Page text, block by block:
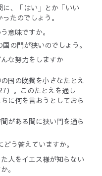
、「はい」とか「いい
たのでしょう。
意味ですか。
の門が狭いのでしょう。
な努力をしますか
国の晩餐を小さなたとえ
）。このたとえを通し
に何を言おうとしておら
がある間に狭い門を通ら
う答えていますか。
人をイエス様が知らない
。